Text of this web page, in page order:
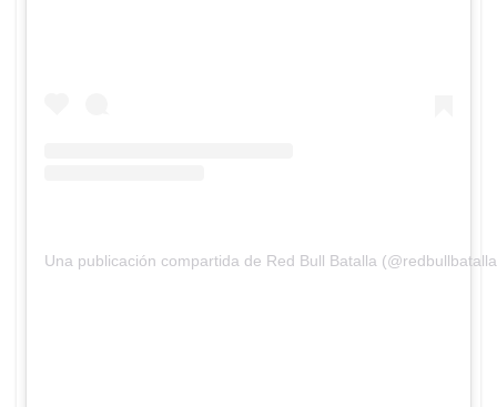
Una publicación compartida de Red Bull Batalla